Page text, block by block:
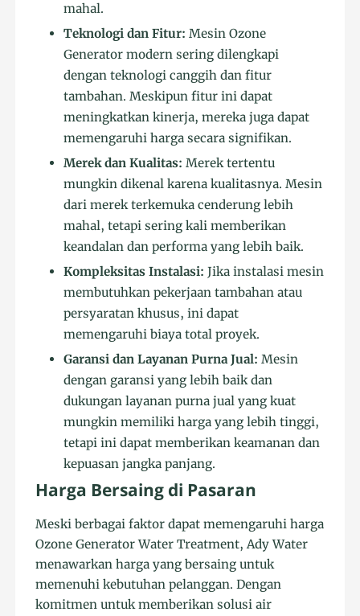
mahal.
Teknologi dan Fitur: Mesin Ozone
Generator modern sering dilengkapi
dengan teknologi canggih dan fitur
tambahan. Meskipun fitur ini dapat
meningkatkan kinerja, mereka juga dapat
memengaruhi harga secara signifikan.
Merek dan Kualitas: Merek tertentu
mungkin dikenal karena kualitasnya. Mesin
dari merek terkemuka cenderung lebih
mahal, tetapi sering kali memberikan
keandalan dan performa yang lebih baik.
Kompleksitas Instalasi: Jika instalasi mesin
membutuhkan pekerjaan tambahan atau
persyaratan khusus, ini dapat
memengaruhi biaya total proyek.
Garansi dan Layanan Purna Jual: Mesin
dengan garansi yang lebih baik dan
dukungan layanan purna jual yang kuat
mungkin memiliki harga yang lebih tinggi,
tetapi ini dapat memberikan keamanan dan
kepuasan jangka panjang.
Harga Bersaing di Pasaran
Meski berbagai faktor dapat memengaruhi harga
Ozone Generator Water Treatment, Ady Water
menawarkan harga yang bersaing untuk
memenuhi kebutuhan pelanggan. Dengan
komitmen untuk memberikan solusi air